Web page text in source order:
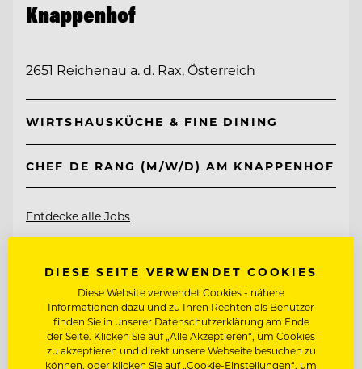
Knappenhof
2651 Reichenau a. d. Rax, Österreich
WIRTSHAUSKÜCHE & FINE DINING
CHEF DE RANG (M/W/D) AM KNAPPENHOF
Entdecke alle Jobs
DIESE SEITE VERWENDET COOKIES
Diese Website verwendet Cookies - nähere
Informationen dazu und zu Ihren Rechten als Benutzer
finden Sie in unserer Datenschutzerklärung am Ende
der Seite. Klicken Sie auf „Alle Akzeptieren“, um Cookies
zu akzeptieren und direkt unsere Webseite besuchen zu
können, oder klicken Sie auf „Cookie-Einstellungen“, um